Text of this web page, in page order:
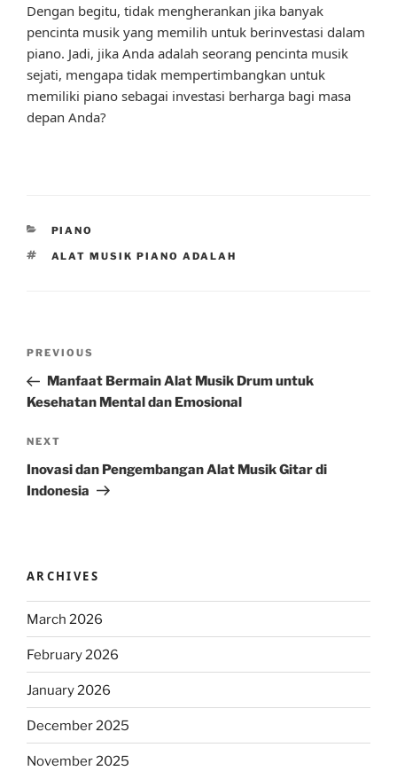
Dengan begitu, tidak mengherankan jika banyak
pencinta musik yang memilih untuk berinvestasi dalam
piano. Jadi, jika Anda adalah seorang pencinta musik
sejati, mengapa tidak mempertimbangkan untuk
memiliki piano sebagai investasi berharga bagi masa
depan Anda?
CATEGORIES
PIANO
TAGS
ALAT MUSIK PIANO ADALAH
Previous
Post
PREVIOUS
Manfaat Bermain Alat Musik Drum untuk
Kesehatan Mental dan Emosional
Next
Post
NEXT
Inovasi dan Pengembangan Alat Musik Gitar di
Indonesia
ARCHIVES
March 2026
February 2026
January 2026
December 2025
November 2025